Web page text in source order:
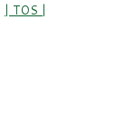
| TOS |